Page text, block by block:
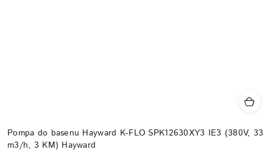
Pompa do basenu Hayward K-FLO SPK12630XY3 IE3 (380V, 33
m3/h, 3 KM) Hayward